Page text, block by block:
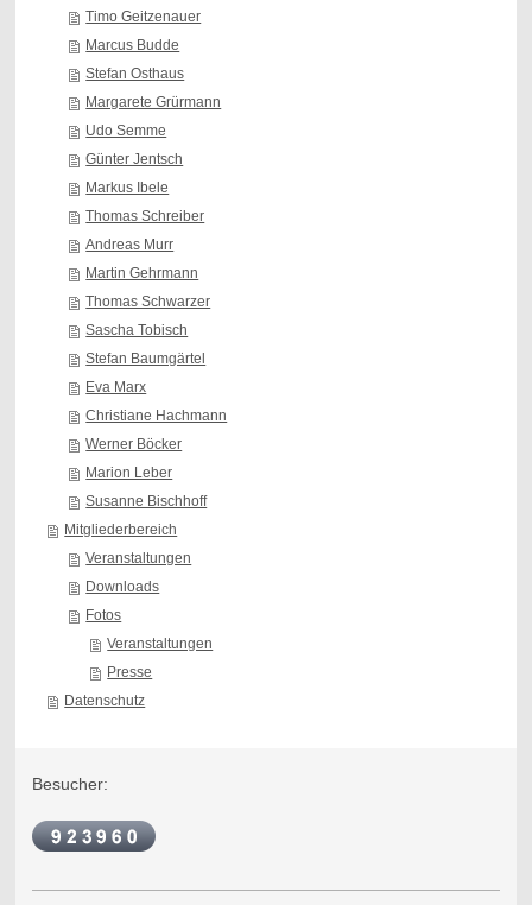
Timo Geitzenauer
Marcus Budde
Stefan Osthaus
Margarete Grürmann
Udo Semme
Günter Jentsch
Markus Ibele
Thomas Schreiber
Andreas Murr
Martin Gehrmann
Thomas Schwarzer
Sascha Tobisch
Stefan Baumgärtel
Eva Marx
Christiane Hachmann
Werner Böcker
Marion Leber
Susanne Bischhoff
Mitgliederbereich
Veranstaltungen
Downloads
Fotos
Veranstaltungen
Presse
Datenschutz
Besucher: